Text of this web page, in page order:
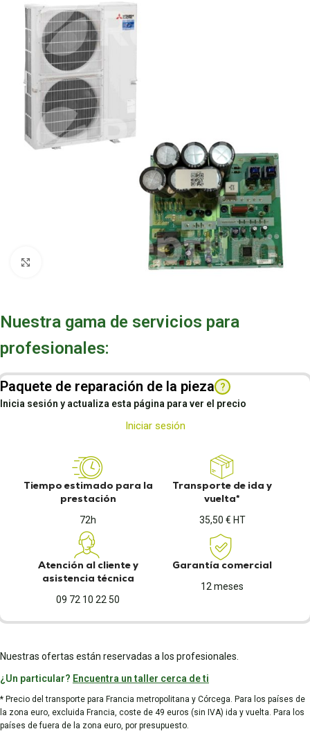
Nuestra gama de servicios para
profesionales:
Paquete de reparación de la pieza ?
Inicia sesión y actualiza esta página para ver el precio
Iniciar sesión
Tiempo estimado para la
prestación
72h
Transporte de ida y
vuelta*
35,50 € HT
Atención al cliente y
asistencia técnica
09 72 10 22 50
Garantía comercial
12 meses
Nuestras ofertas están reservadas a los profesionales.
¿Un particular? Encuentra un taller cerca de ti
* Precio del transporte para Francia metropolitana y Córcega. Para los países de
la zona euro, excluida Francia, coste de 49 euros (sin IVA) ida y vuelta. Para los
países de fuera de la zona euro, por presupuesto.